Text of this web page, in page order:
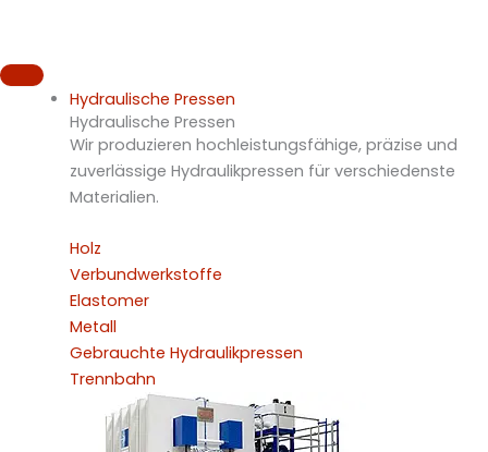
Hydraulische Pressen
Hydraulische Pressen
Wir produzieren hochleistungsfähige, präzise und
zuverlässige Hydraulikpressen für verschiedenste
Materialien.
Holz
Verbundwerkstoffe
Elastomer
Metall
Gebrauchte Hydraulikpressen
Trennbahn